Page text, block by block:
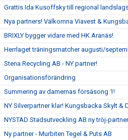
Grattis Ida Kusoffsky till regional
Nya partners! Välkomna Viavest &
BRIXLY bygger vidare med HK Aranäs!
Herrlaget träningsmatcher augusti/
Stena Recycling AB - NY partner!
Organisationsförändring
Summering av damernas försäsong 1!
NY Silverpartner klar! Kungsbacka Skylt &
NYSTAD Stadsutveckling AB ny tröj-
Ny partner - Murbiten Tegel & Puts AB